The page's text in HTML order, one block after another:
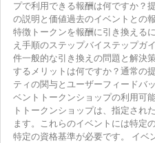
プで利用できる報酬は何ですか？
の説明と価値過去のイベントとの
特徴トークンを報酬に引き換える
え手順のステップバイステップガ
件一般的な引き換えの問題と解決
するメリットは何ですか？通常の
ティの関与とユーザーフィードバ
ベントトークンショップの利用可
トトークンショップは、指定され
ます。これらのイベントには特定
特定の資格基準が必要です。 イベ